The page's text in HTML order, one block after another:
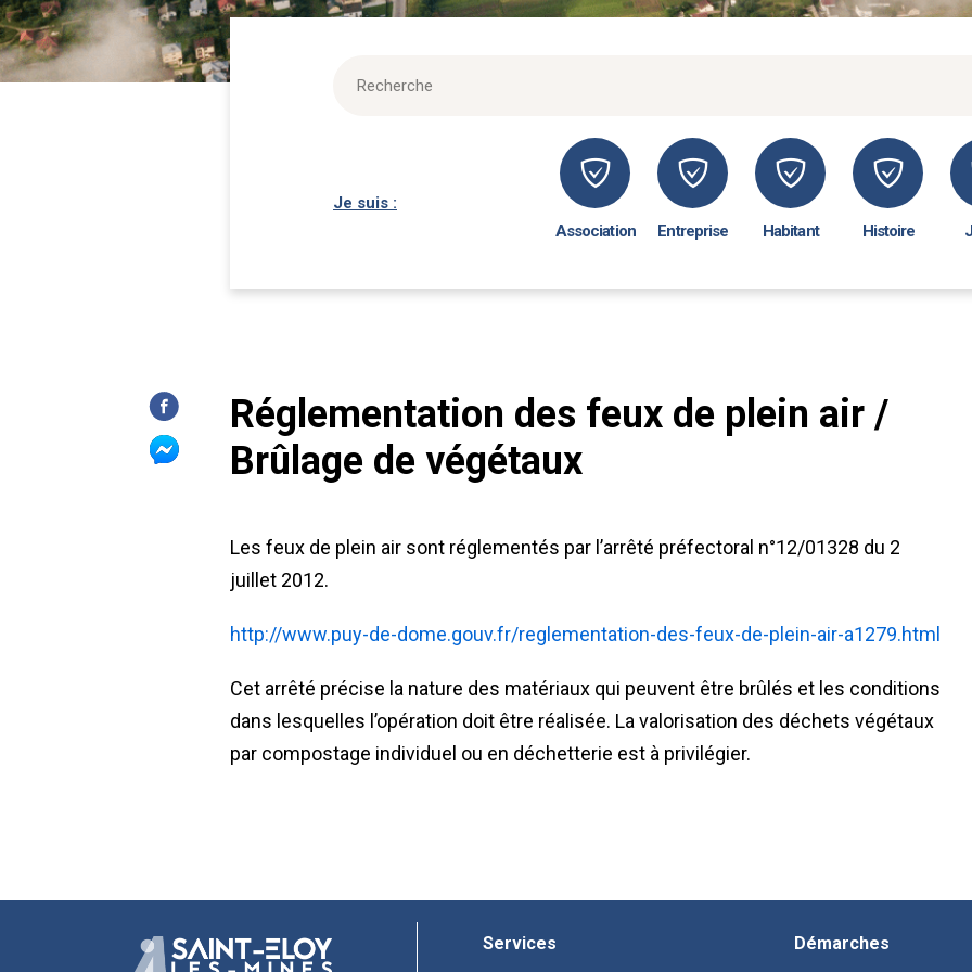
Je suis :
Association
Entreprise Habitant Histoire
Réglementation des feux de plein air /
Brûlage de végétaux
Les feux de plein air sont réglementés par l’arrêté préfectoral n°12/01328 du 2
juillet 2012.
http://www.puy-de-dome.gouv.fr/reglementation-des-feux-de-plein-air-a1279.html
Cet arrêté précise la nature des matériaux qui peuvent être brûlés et les conditions
dans lesquelles l’opération doit être réalisée. La valorisation des déchets végétaux
par compostage individuel ou en déchetterie est à privilégier.
Services Démarches